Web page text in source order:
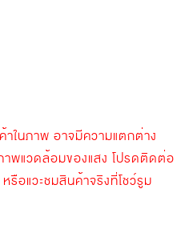
าในภาพ อาจมีความแตกต่าง
พแวดล้อมของแสง โปรดติดต่อ
อแวะชมสินค้าจริงที่โชว์รูม